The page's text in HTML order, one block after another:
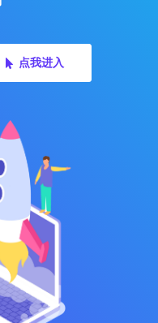
点我进入